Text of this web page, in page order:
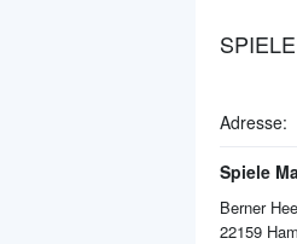
Adresse:
Berner
22159